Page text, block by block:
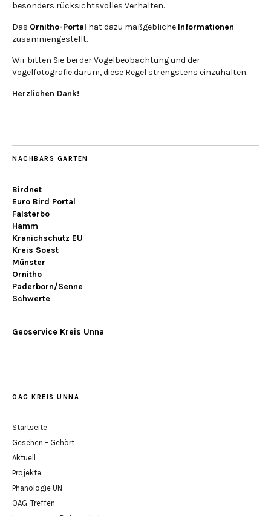
besonders rücksichtsvolles Verhalten.
Das Ornitho-Portal hat dazu maßgebliche Informationen
zusammengestellt.
Wir bitten Sie bei der Vogelbeobachtung und der
Vogelfotografie darum, diese Regel strengstens einzuhalten.
Herzlichen Dank!
NACHBARS GARTEN
Birdnet
Euro Bird Portal
Falsterbo
Hamm
Kranichschutz EU
Kreis Soest
Münster
Ornitho
Paderborn/Senne
Schwerte
.
Geoservice Kreis Unna
OAG KREIS UNNA
Startseite
Gesehen – Gehört
Aktuell
Projekte
Phänologie UN
OAG-Treffen